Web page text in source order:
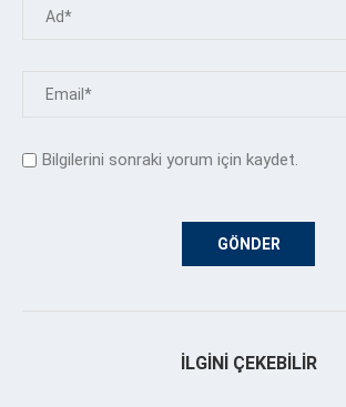
Bilgilerini sonraki yorum için kaydet.
İLGINI ÇEKEBILIR